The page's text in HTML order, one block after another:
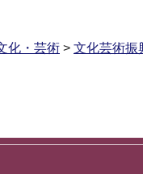
化・芸術 > 文化芸術振